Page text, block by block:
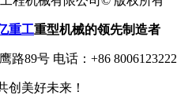
重工重型机械的领先制造者
路89号 电话：+86 8006123222
创美好未来！